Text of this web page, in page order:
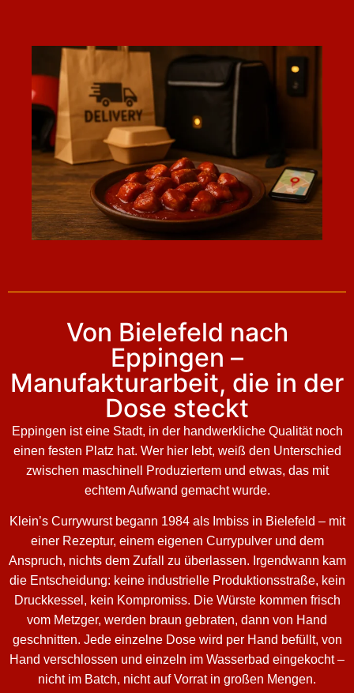
Von Bielefeld nach
Eppingen –
Manufakturarbeit, die in der
Dose steckt
Eppingen ist eine Stadt, in der handwerkliche Qualität noch
einen festen Platz hat. Wer hier lebt, weiß den Unterschied
zwischen maschinell Produziertem und etwas, das mit
echtem Aufwand gemacht wurde.
Klein’s Currywurst begann 1984 als Imbiss in Bielefeld – mit
einer Rezeptur, einem eigenen Currypulver und dem
Anspruch, nichts dem Zufall zu überlassen. Irgendwann kam
die Entscheidung: keine industrielle Produktionsstraße, kein
Druckkessel, kein Kompromiss. Die Würste kommen frisch
vom Metzger, werden braun gebraten, dann von Hand
geschnitten. Jede einzelne Dose wird per Hand befüllt, von
Hand verschlossen und einzeln im Wasserbad eingekocht –
nicht im Batch, nicht auf Vorrat in großen Mengen.